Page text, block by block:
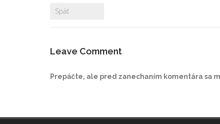
Späť
Leave Comment
Prepáčte, ale pred zanechaním komentára sa